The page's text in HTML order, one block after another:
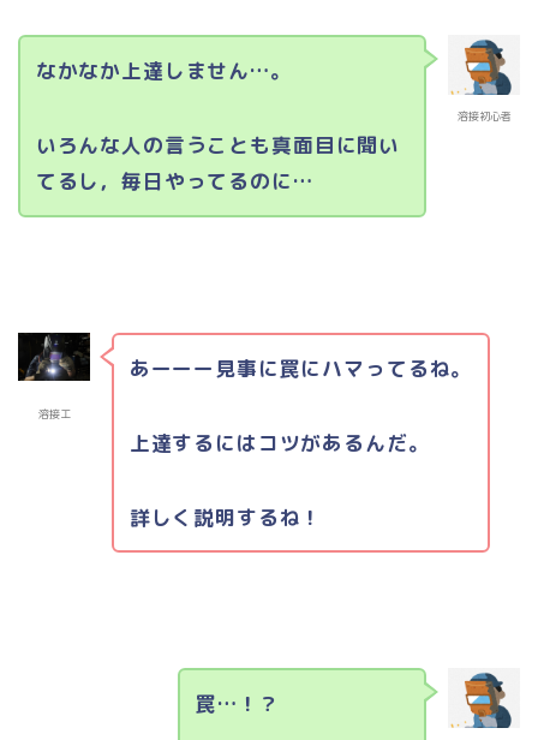
溶接初心者
なかなか上達しません…。
いろんな人の言うことも真面目に聞い
てるし，毎日やってるのに…
溶接工
あーーー見事に罠にハマってるね。
上達するにはコツがあるんだ。
詳しく説明するね！
罠…！？